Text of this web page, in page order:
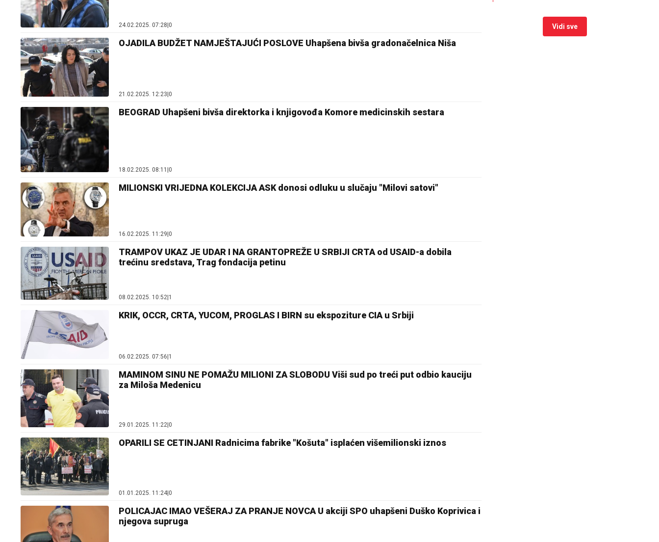
24.02.2025. 07:28 0
OJADILA BUDŽET NAMJEŠTAJUĆI POSLOVE Uhapšena bivša gradonačelnica Niša
21.02.2025. 12:23|0
BEOGRAD Uhapšeni bivša direktorka i knjigovođa Komore medicinskih sestara
18.02.2025. 08:11 0
MILIONSKI VRIJEDNA KOLEKCIJA ASK donosi odluku u slučaju "Milovi satovi"
16.02.2025. 11:29|0
TRAMPOV UKAZ JE UDAR I NA GRANTOPREŽE U SRBIJI CRTA od USAID-a dobila
trećinu sredstava, Trag fondacija petinu
08.02.2025. 10:52|1
KRIK, OCCR, CRTA, YUCOM, PROGLAS I BIRN su ekspoziture CIA u Srbiji
06.02.2025. 07:56 1
MAMINOM SINU NE POMAŽU MILIONI ZA SLOBODU Viši sud po treći put odbio kauciju
za Miloša Medenicu
29.01.2025. 11:22|0
OPARILI SE CETINJANI Radnicima fabrike "Košuta" isplaćen višemilionski iznos
01.01.2025. 11:24|0
POLICAJAC IMAO VEŠERAJ ZA PRANJE NOVCA U akciji SPO uhapšeni Duško Koprivica i
njegova supruga
Vidi sve